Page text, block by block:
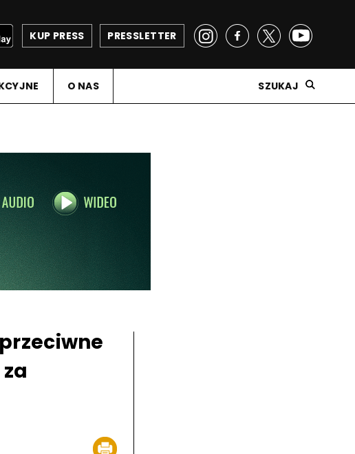
PRESSLETTER
KUP PRESS
O NAS SZUKAJ